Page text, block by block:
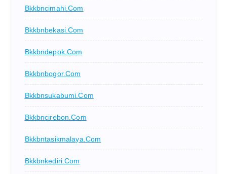
Bkkbncimahi.com
Bkkbnbekasi.com
Bkkbndepok.com
Bkkbnbogor.com
Bkkbnsukabumi.com
Bkkbncirebon.com
Bkkbntasikmalaya.com
Bkkbnkediri.com